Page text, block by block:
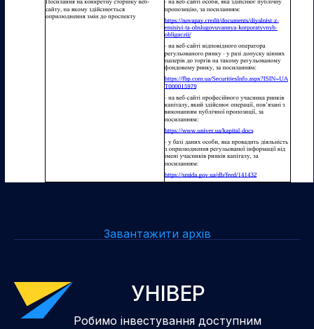
Завантажити архів
УНІВЕР
Робимо інвестування доступним